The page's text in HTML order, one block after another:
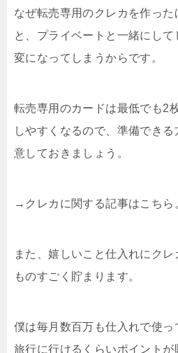
なぜ転売専用のクレカを作った
と、プライベートと一緒にし
変になってしまうからです。
転売専用のカードは最低でも2
しやすくなるので、準備でき
意しておきましょう。
→クレカに関する記事はこちら
また、嬉しいこと仕入れにク
ものすごく貯まります。
僕は毎月数百万も仕入れで使
旅行に行けるくらいポイントが